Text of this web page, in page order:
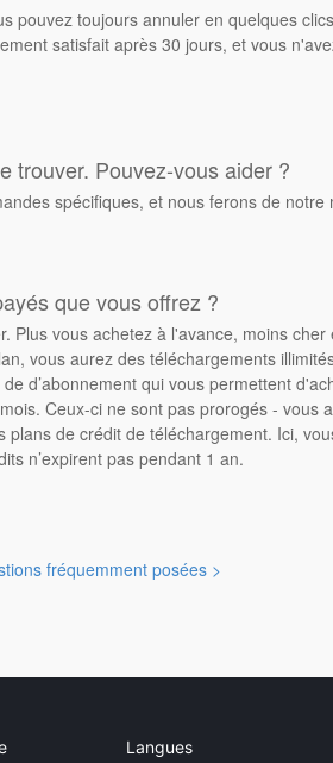
pouvez toujours annuler en quelques
satisfait après 30 jours, et vous
trouver. Pouvez-vous aider ?
spécifiques, et nous ferons de notre
que vous offrez ?
vous achetez à l'avance, moins
vous aurez des téléchargements
d’abonnement qui vous permettent
Ceux-ci ne sont pas prorogés - vous
de crédit de téléchargement. Ici,
n’expirent pas pendant 1 an.
fréquemment posées >
Langues